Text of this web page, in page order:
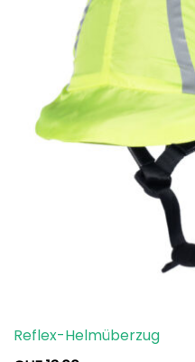
Reflex-Helmüberzug